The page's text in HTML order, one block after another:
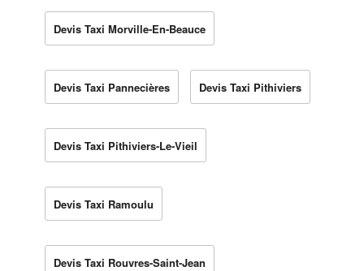
Devis Taxi Morville-En-Beauce
Devis Taxi Pannecières Devis Taxi Pithiviers
Devis Taxi Pithiviers-Le-Vieil
Devis Taxi Ramoulu
Devis Taxi Rouvres-Saint-Jean